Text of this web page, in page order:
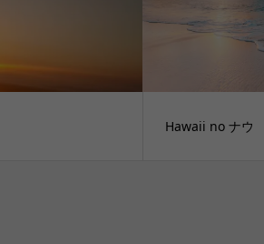
Hawaii no ナウ